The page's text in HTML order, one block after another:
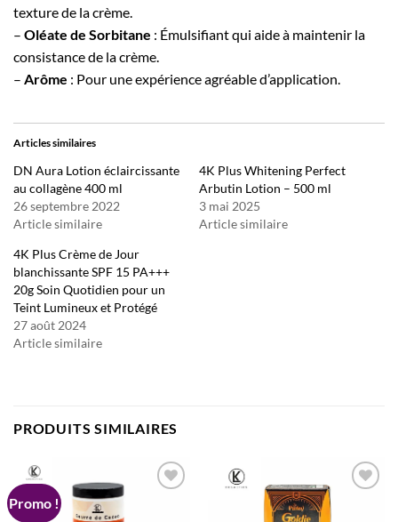
texture de la crème.
– Oléate de Sorbitane : Émulsifiant qui aide à maintenir la
consistance de la crème.
– Arôme : Pour une expérience agréable d’application.
Articles similaires
DN Aura Lotion éclaircissante
au collagène 400 ml
26 septembre 2022
Article similaire
4K Plus Whitening Perfect
Arbutin Lotion – 500 ml
3 mai 2025
Article similaire
4K Plus Crème de Jour
blanchissante SPF 15 PA+++
20g Soin Quotidien pour un
Teint Lumineux et Protégé
27 août 2024
Article similaire
PRODUITS SIMILAIRES
Promo !